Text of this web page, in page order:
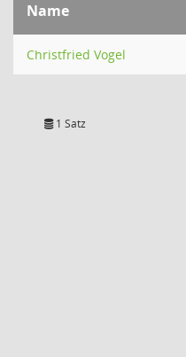
Name
Christfried Vogel
1 Satz